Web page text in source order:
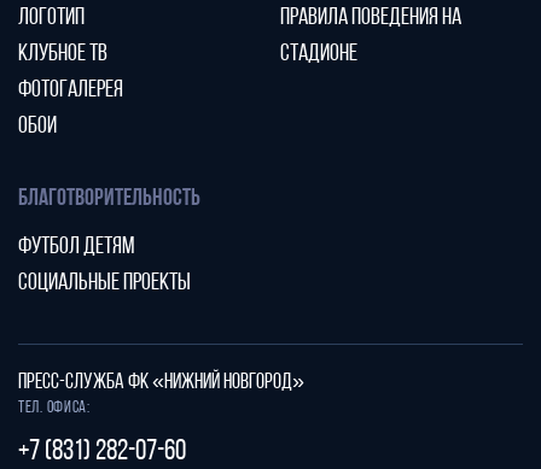
ЛОГОТИП
КЛУБНОЕ ТВ
ФОТОГАЛЕРЕЯ
ОБОИ
ПРАВИЛА ПОВЕДЕНИЯ НА
СТАДИОНЕ
БЛАГОТВОРИТЕЛЬНОСТЬ
ФУТБОЛ ДЕТЯМ
СОЦИАЛЬНЫЕ ПРОЕКТЫ
ПРЕСС-СЛУЖБА ФК «НИЖНИЙ НОВГОРОД»
Тел. офиса:
+7 (831) 282-07-60